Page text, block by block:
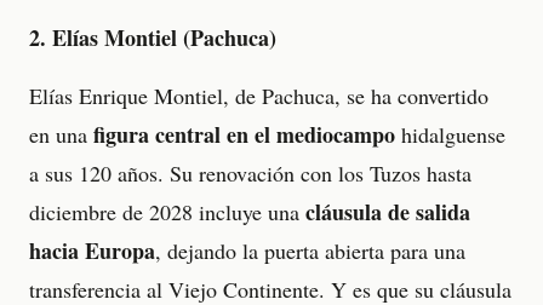
2. Elías Montiel (Pachuca)
Elías Enrique Montiel, de Pachuca, se ha convertido
en una figura central en el mediocampo hidalguense
a sus 120 años. Su renovación con los Tuzos hasta
diciembre de 2028 incluye una cláusula de salida
hacia Europa, dejando la puerta abierta para una
transferencia al Viejo Continente. Y es que su cláusula